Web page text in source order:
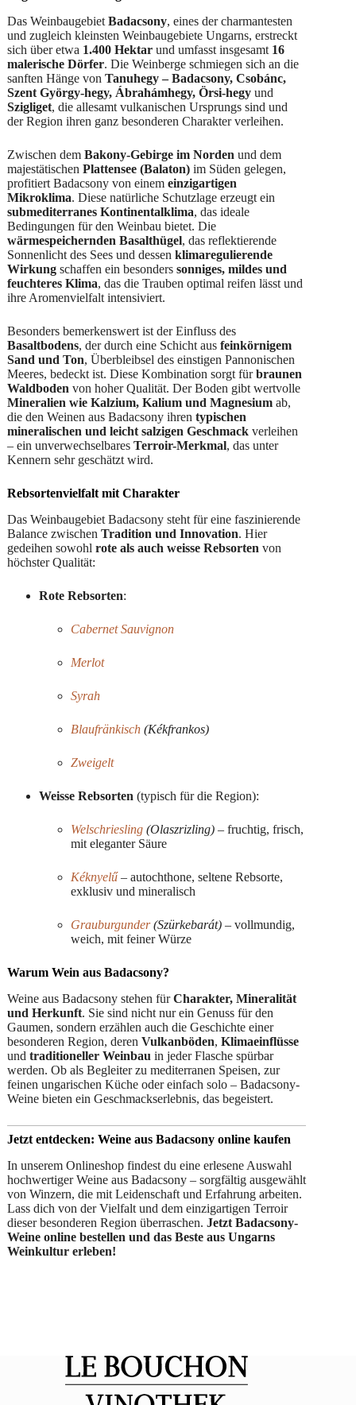
Das Weinbaugebiet Badacsony, eines der charmantesten
und zugleich kleinsten Weinbaugebiete Ungarns, erstreckt
sich über etwa 1.400 Hektarund umfasst insgesamt 16
malerische Dörfer. Die Weinberge schmiegen sich an die
sanften Hänge von Tanuhegy – Badacsony, Csobánc,
Szent György-hegy, Ábrahámhegy, Örsi-hegyund
Szigliget, die allesamt vulkanischen Ursprungs sind und
der Region ihren ganz besonderen Charakter verleihen.
Zwischen dem Bakony-Gebirge im Norden und dem
majestätischen Plattensee (Balaton)im Süden gelegen,
profitiert Badacsony von einem einzigartigen
Mikroklima. Diese natürliche Schutzlage erzeugt ein
submediterranes Kontinentalklima, das ideale
Bedingungen für den Weinbau bietet. Die
wärmespeichernden Basalthügel, das reflektierende
Sonnenlicht des Sees und dessen klimaregulierende
Wirkungschaffen ein besonders sonniges, mildes und
feuchteres Klima, das die Trauben optimal reifen lässt und
ihre Aromenvielfalt intensiviert.
Besonders bemerkenswert ist der Einfluss des
Basaltbodens, der durch eine Schicht aus feinkörnigem
Sand und Ton, Überbleibsel des einstigen Pannonischen
Meeres, bedeckt ist. Diese Kombination sorgt fürbraunen
Waldboden von hoher Qualität. Der Boden gibt wertvolle
Mineralien wie Kalzium, Kalium und Magnesiumab,
die den Weinen aus Badacsony ihren typischen
mineralischen und leicht salzigen Geschmackverleihen
– ein unverwechselbares Terroir-Merkmal, das unter
Kennern sehr geschätzt wird.
Rebsortenvielfalt mit Charakter
Das Weinbaugebiet Badacsony steht für eine faszinierende
Balance zwischen Tradition und Innovation. Hier
gedeihen sowohl rote als auch weisse Rebsorten von
höchster Qualität:
Rote Rebsorten:
Cabernet Sauvignon
Merlot
Syrah
Blaufränkisch(Kékfrankos)
Zweigelt
Weisse Rebsorten (typisch für die Region):
Welschriesling(Olaszrizling)– fruchtig, frisch,
mit eleganter Säure
Kéknyelű– autochthone, seltene Rebsorte,
exklusiv und mineralisch
Grauburgunder(Szürkebarát)– vollmundig,
weich, mit feiner Würze
Warum Wein aus Badacsony?
Weine aus Badacsony stehen fürCharakter, Mineralität
und Herkunft. Sie sind nicht nur ein Genuss für den
Gaumen, sondern erzählen auch die Geschichte einer
besonderen Region, deren Vulkanböden, Klimaeinflüsse
und traditioneller Weinbau in jeder Flasche spürbar
werden. Ob als Begleiter zu mediterranen Speisen, zur
feinen ungarischen Küche oder einfach solo – Badacsony-
Weine bieten ein Geschmackserlebnis, das begeistert.
Jetzt entdecken: Weine aus Badacsony online kaufen
In unserem Onlineshop findest du eine erlesene Auswahl
hochwertiger Weine aus Badacsony – sorgfältig ausgewählt
von Winzern, die mit Leidenschaft und Erfahrung arbeiten.
Lass dich von der Vielfalt und dem einzigartigen Terroir
dieser besonderen Region überraschen. Jetzt Badacsony-
Weine online bestellen und das Beste aus Ungarns
Weinkultur erleben!